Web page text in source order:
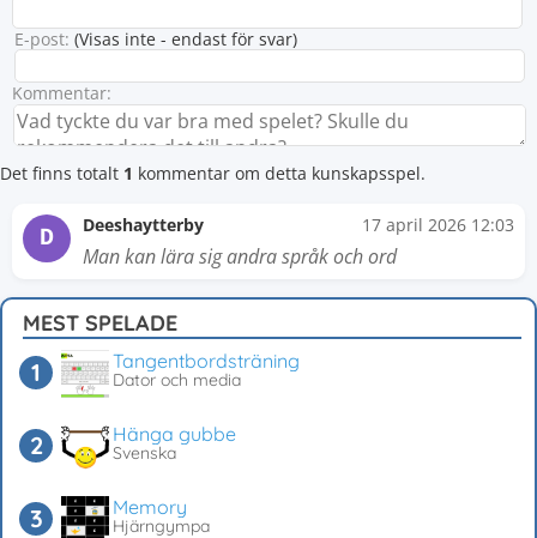
E-post: (Visas inte - endast för svar)
Kommentar:
Det finns totalt 1 kommentar om detta kunskapsspel.
D Deeshaytterby 17 april 2026 12:03
Man kan lära sig andra språk och ord
MEST SPELADE
Tangentbordsträning
Dator och media
Hänga gubbe
Svenska
Memory
Hjärngympa